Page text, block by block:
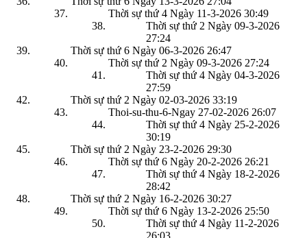
Thời sự thứ 4 Ngày 11-3-2026 30:49
Thời sự thứ 2 Ngày 09-3-2026
27:24
Thời sự thứ 6 Ngày 06-3-2026 26:47
Thời sự thứ 2 Ngày 09-3-2026 27:24
Thời sự thứ 4 Ngày 04-3-2026
27:59
Thời sự thứ 2 Ngày 02-03-2026 33:19
Thoi-su-thu-6-Ngay 27-02-2026 26:07
Thời sự thứ 4 Ngày 25-2-2026
30:19
Thời sự thứ 2 Ngày 23-2-2026 29:30
Thời sự thứ 6 Ngày 20-2-2026 26:21
Thời sự thứ 4 Ngày 18-2-2026
28:42
Thời sự thứ 2 Ngày 16-2-2026 30:27
Thời sự thứ 6 Ngày 13-2-2026 25:50
Thời sự thứ 4 Ngày 11-2-2026
26:03